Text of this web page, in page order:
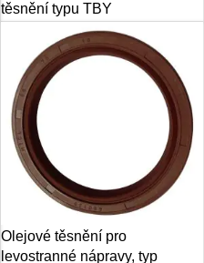
těsnění typu TBY
Olejové těsnění pro
levostranné nápravy, typ